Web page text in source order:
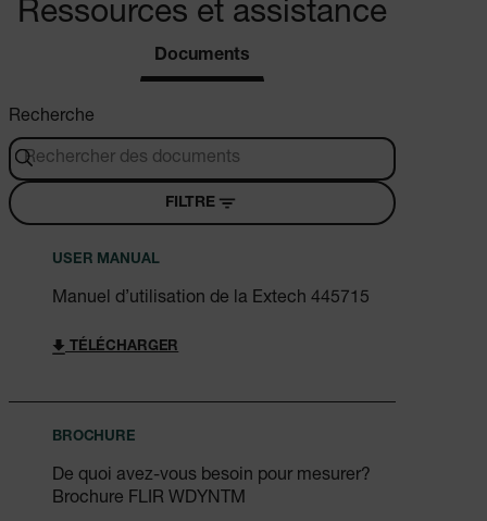
Ressources et assistance
Documents
Recherche
FILTRE
USER MANUAL
Manuel d’utilisation de la Extech 445715
TÉLÉCHARGER
BROCHURE
De quoi avez-vous besoin pour mesurer?
Brochure FLIR WDYNTM